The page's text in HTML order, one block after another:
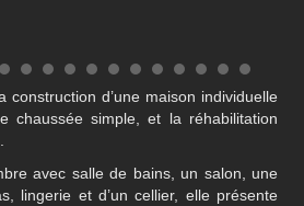
construction d’une maison individuelle
chaussée simple, et la réhabilitation
avec salle de bains, un salon, une
lingerie et d’un cellier, elle présente